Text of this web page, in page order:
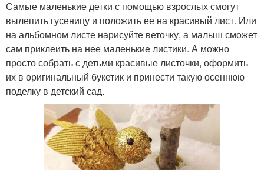
Самые маленькие детки с помощью взрослых смогут
вылепить гусеницу и положить ее на красивый лист. Или
на альбомном листе нарисуйте веточку, а малыш сможет
сам приклеить на нее маленькие листики. А можно
просто собрать с детьми красивые листочки, оформить
их в оригинальный букетик и принести такую осеннюю
поделку в детский сад.